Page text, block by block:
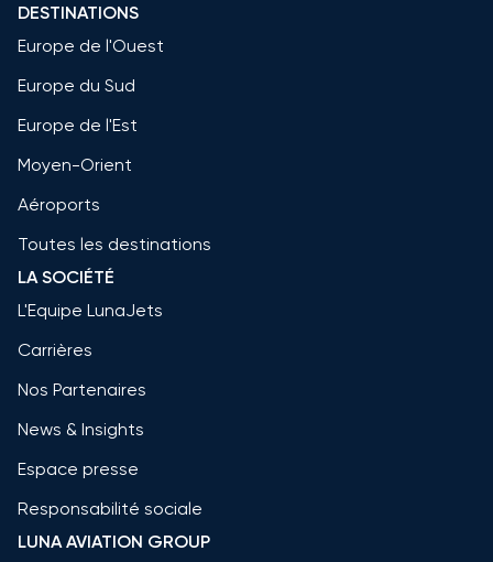
DESTINATIONS
Europe de l'Ouest
Europe du Sud
Europe de l'Est
Moyen-Orient
Aéroports
Toutes les destinations
LA SOCIÉTÉ
L'Equipe LunaJets
Carrières
Nos Partenaires
News & Insights
Espace presse
Responsabilité sociale
LUNA AVIATION GROUP